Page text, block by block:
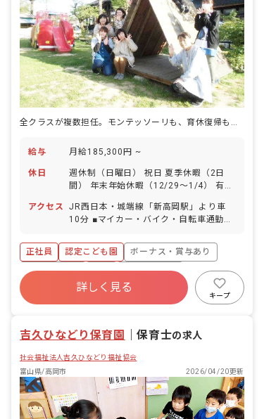
全クラスが複数担任。モンテッソーリも、育休復帰も、全部叶う園
給与 月給185,300円 ~
休日
週休制（日曜日） 祝日 夏季休暇（2日
間） 年末年始休暇（12/29～1/4） 有給
OK） 慶弔休暇 産前産後・育児休暇（取
得率・復帰率共に100％） 介護・看護休
アクセス
JR西日本・城端線「新高岡駅」より車
10分 ■マイカー・バイク・自転車通勤可
コンビニなどもあるので、帰宅時のお買
い物にも便利です。
正社員 認定こども園
ボーナス・賞与あり
社会保険完備
有給
福利厚生充実
残業少なめ
昇給昇進あり
詳しく見る
キープ
吉久ひなどり保育園 ｜保育士の求人
社会福祉法人吉久ひなどり福祉協会
富山県/高岡市
2026/04/20更新